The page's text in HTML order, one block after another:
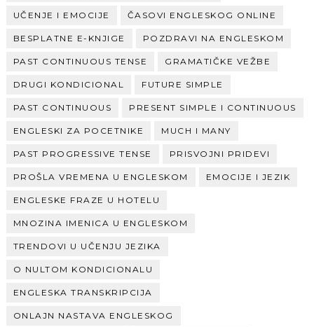
UČENJE I EMOCIJE ČASOVI ENGLESKOG ONLINE
BESPLATNE E-KNJIGE POZDRAVI NA ENGLESKOM
PAST CONTINUOUS TENSE GRAMATIČKE VEŽBE
DRUGI KONDICIONAL FUTURE SIMPLE
PAST CONTINUOUS PRESENT SIMPLE I CONTINUOUS
ENGLESKI ZA POCETNIKE MUCH I MANY
PAST PROGRESSIVE TENSE PRISVOJNI PRIDEVI
PROŠLA VREMENA U ENGLESKOM EMOCIJE I JEZIK
ENGLESKE FRAZE U HOTELU
MNOZINA IMENICA U ENGLESKOM
TRENDOVI U UČENJU JEZIKA
O NULTOM KONDICIONALU
ENGLESKA TRANSKRIPCIJA
ONLAJN NASTAVA ENGLESKOG